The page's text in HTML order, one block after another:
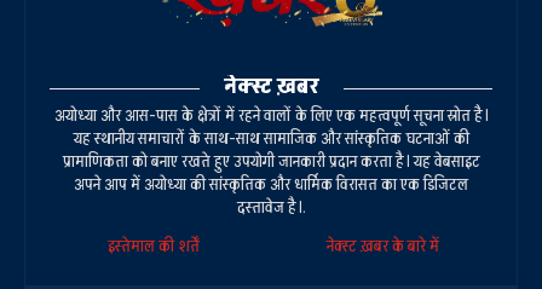
नेक्स्ट ख़बर
अयोध्या और आस-पास के क्षेत्रों में रहने वालों के लिए एक महत्वपूर्ण सूचना स्रोत है।
यह स्थानीय समाचारों के साथ-साथ सामाजिक और सांस्कृतिक घटनाओं की
प्रामाणिकता को बनाए रखते हुए उपयोगी जानकारी प्रदान करता है। यह वेबसाइट
अपने आप में अयोध्या की सांस्कृतिक और धार्मिक विरासत का एक डिजिटल
दस्तावेज है।.
इस्तेमाल की शर्तें
नेक्स्ट ख़बर के बारे में